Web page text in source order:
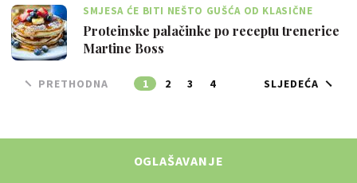
SMJESA ĆE BITI NEŠTO GUŠĆA OD KLASIČNE
Proteinske palačinke po receptu trenerice
Martine Boss
PRETHODNA 1 2 3 4 SLJEDEĆA
OGLAŠAVANJE